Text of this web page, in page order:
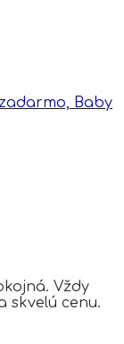
Baby
Vždy
skvelú cenu.